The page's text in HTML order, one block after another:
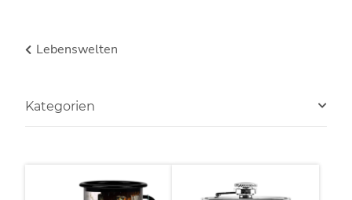
Lebenswelten
Kategorien